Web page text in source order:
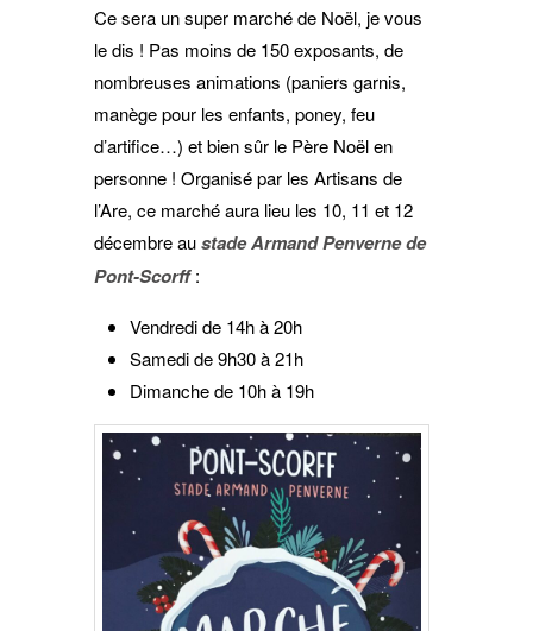
Ce sera un super marché de Noël, je vous
le dis ! Pas moins de 150 exposants, de
nombreuses animations (paniers garnis,
manège pour les enfants, poney, feu
d’artifice…) et bien sûr le Père Noël en
personne ! Organisé par les Artisans de
l’Are, ce marché aura lieu les 10, 11 et 12
décembre austade Armand Penverne de
Pont-Scorff:
Vendredi de 14h à 20h
Samedi de 9h30 à 21h
Dimanche de 10h à 19h